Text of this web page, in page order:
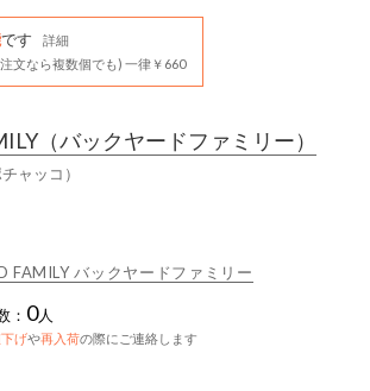
です
詳細
文なら複数個でも) 一律￥660
（バックヤードファミリー）
ャッコ）
FAMILY バックヤードファミリー
： 0人
げや再入荷の際にご連絡します